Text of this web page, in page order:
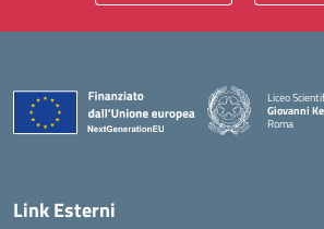
Liceo
Giovanni
Roma
Link Esterni